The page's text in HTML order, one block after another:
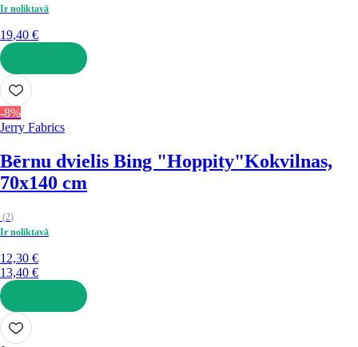
Ir noliktavā
19,40 €
LIKT GROZĀ
-8%
Jerry Fabrics
Bērnu dvielis Bing "Hoppity"Kokvilnas,
70x140 cm
(2)
Ir noliktavā
12,30 €
13,40 €
LIKT GROZĀ